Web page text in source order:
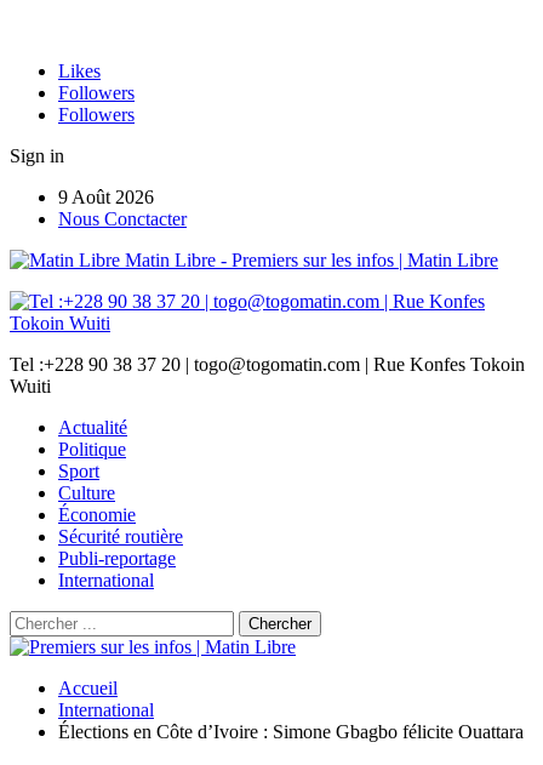
Likes
Followers
Followers
Sign in
9 Août 2026
Nous Conctacter
Matin Libre - Premiers sur les infos | Matin Libre
Tel :+228 90 38 37 20 | togo@togomatin.com | Rue Konfes Tokoin
Wuiti
Actualité
Politique
Sport
Culture
Économie
Sécurité routière
Publi-reportage
International
Accueil
International
Élections en Côte d’Ivoire : Simone Gbagbo félicite Ouattara